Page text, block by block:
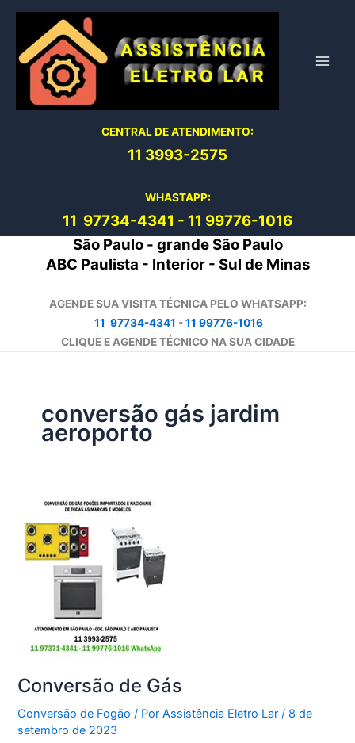
conteúdo
CENTRAL DE ATENDIMENTO:
11 3993-2575
WHASTAPP:
11 97734-4341 - 11 99776-1016
São Paulo - grande São Paulo
ABC Paulista - Interior - Sul de Minas
AGENDE SUA VISITA TÉCNICA PELO WHATSAPP:
11 97734-4341 -11 99776-1016
CLIQUE E AGENDE TÉCNICO NA SUA CIDADE
conversão gás jardim
aeroporto
Conversão de Gás
Conversão de Fogão / PorAssistência Eletro Lar/ 8 de
setembro de 2023